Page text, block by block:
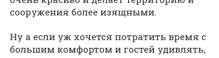
сооружения более изящными.
Ну а если уж хочется потратить время с
большим комфортом и гостей удивлять,